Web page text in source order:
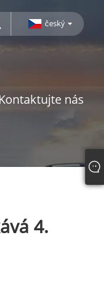
český
Kontaktujte nás
4.